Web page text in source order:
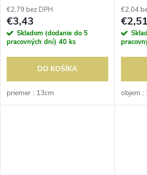
€2,79 bez DPH
€3,43
Skladom (dodanie do 5
pracovných dní) 40 ks
DO KOŠÍKA
priemer : 13cm
€2,04
€2,51
objem :